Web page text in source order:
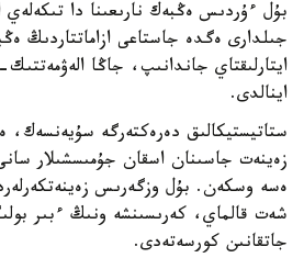
بۇل ءۇردىس ەڭبەك نارىعىنا دا
جىلدارى ەگدە جاستاعى ازاماتتاردىڭ
ايتارلىقتاي جاندانىپ، جاڭا
اينالدى.
ستاتيستيكالىق دەرەكتەرگە
زەينەت جاسىنان اسقان جۇمىسشىلار
ەسە وسكەن. بۇل وزگەرىس
شەت قالماي، كەرىسىنشە ونىڭ ءبىر
جاتقانىن كورسەتەدى.